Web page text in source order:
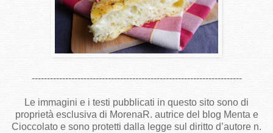
---------------------------------------------------------------------
Le immagini e i testi pubblicati in questo sito sono di
proprietà esclusiva di MorenaR. autrice del blog Menta e
Cioccolato e sono protetti dalla legge sul diritto d’autore n.